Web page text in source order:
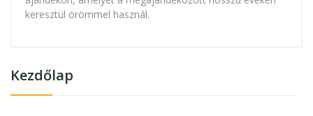
Kezdőlap
keresztül örömmel használ.